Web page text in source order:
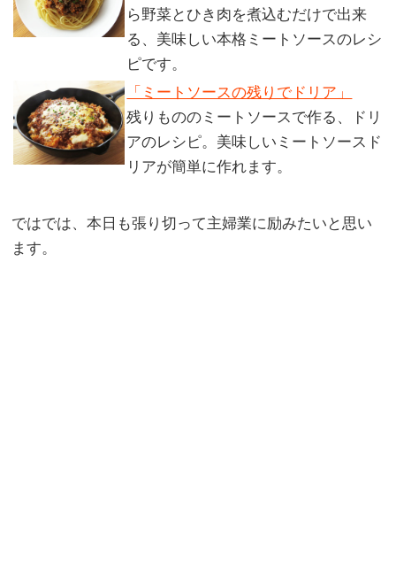
ら野菜とひき肉を煮込むだけで出来
る、美味しい本格ミートソースのレシ
ピです。
「ミートソースの残りでドリア」
残りもののミートソースで作る、ドリ
アのレシピ。美味しいミートソースド
リアが簡単に作れます。
ではでは、本日も張り切って主婦業に励みたいと思い
ます。